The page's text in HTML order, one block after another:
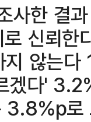
사한 결
신뢰한
않는
다'
3.8%p로